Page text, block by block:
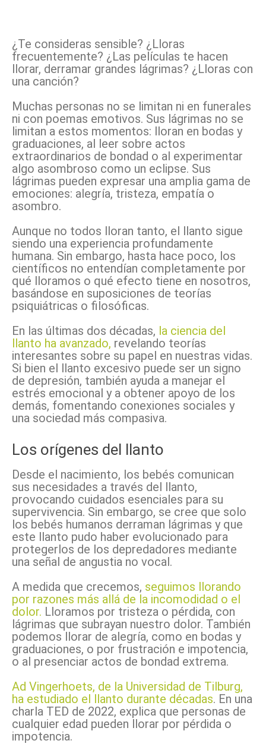
¿Te consideras sensible? ¿Lloras
frecuentemente? ¿Las películas te hacen
llorar, derramar grandes lágrimas? ¿Lloras con
una canción?
Muchas personas no se limitan ni en funerales
ni con poemas emotivos. Sus lágrimas no se
limitan a estos momentos: lloran en bodas y
graduaciones, al leer sobre actos
extraordinarios de bondad o al experimentar
algo asombroso como un eclipse. Sus
lágrimas pueden expresar una amplia gama de
emociones: alegría, tristeza, empatía o
asombro.
Aunque no todos lloran tanto, el llanto sigue
siendo una experiencia profundamente
humana. Sin embargo, hasta hace poco, los
científicos no entendían completamente por
qué lloramos o qué efecto tiene en nosotros,
basándose en suposiciones de teorías
psiquiátricas o filosóficas.
En las últimas dos décadas, la ciencia del
llanto ha avanzado, revelando teorías
interesantes sobre su papel en nuestras vidas.
Si bien el llanto excesivo puede ser un signo
de depresión, también ayuda a manejar el
estrés emocional y a obtener apoyo de los
demás, fomentando conexiones sociales y
una sociedad más compasiva.
Los orígenes del llanto
Desde el nacimiento, los bebés comunican
sus necesidades a través del llanto,
provocando cuidados esenciales para su
supervivencia. Sin embargo, se cree que solo
los bebés humanos derraman lágrimas y que
este llanto pudo haber evolucionado para
protegerlos de los depredadores mediante
una señal de angustia no vocal.
A medida que crecemos, seguimos llorando
por razones más allá de la incomodidad o el
dolor. Lloramos por tristeza o pérdida, con
lágrimas que subrayan nuestro dolor. También
podemos llorar de alegría, como en bodas y
graduaciones, o por frustración e impotencia,
o al presenciar actos de bondad extrema.
Ad Vingerhoets, de la Universidad de Tilburg,
ha estudiado el llanto durante décadas. En una
charla TED de 2022, explica que personas de
cualquier edad pueden llorar por pérdida o
impotencia.